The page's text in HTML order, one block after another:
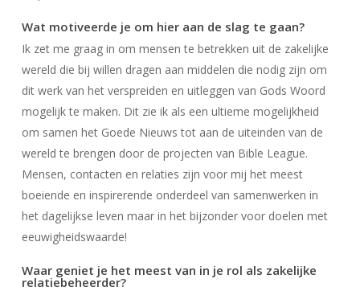
Wat motiveerde je om hier aan de slag te gaan?
Ik zet me graag in om mensen te betrekken uit de zakelijke
wereld die bij willen dragen aan middelen die nodig zijn om
dit werk van het verspreiden en uitleggen van Gods Woord
mogelijk te maken. Dit zie ik als een ultieme mogelijkheid
om samen het Goede Nieuws tot aan de uiteinden van de
wereld te brengen door de projecten van Bible League.
Mensen, contacten en relaties zijn voor mij het meest
boeiende en inspirerende onderdeel van samenwerken in
het dagelijkse leven maar in het bijzonder voor doelen met
eeuwigheidswaarde!
Waar geniet je het meest van in je rol als zakelijke
relatiebeheerder?